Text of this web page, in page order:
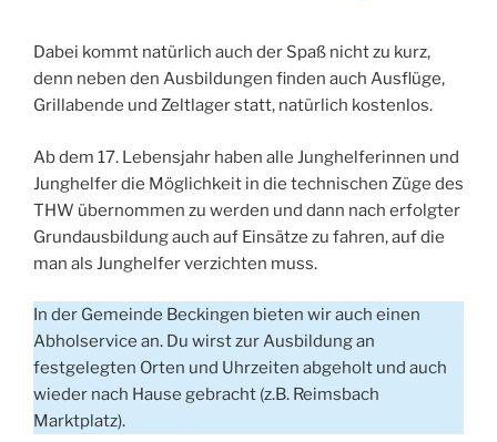
Dabei kommt natürlich auch der Spaß nicht zu kurz,
denn neben den Ausbildungen finden auch Ausflüge,
Grillabende und Zeltlager statt, natürlich kostenlos.
Ab dem 17. Lebensjahr haben alle Junghelferinnen und
Junghelfer die Möglichkeit in die technischen Züge des
THW übernommen zu werden und dann nach erfolgter
Grundausbildung auch auf Einsätze zu fahren, auf die
man als Junghelfer verzichten muss.
In der Gemeinde Beckingen bieten wir auch einen
Abholservice an. Du wirst zur Ausbildung an
festgelegten Orten und Uhrzeiten abgeholt und auch
wieder nach Hause gebracht (z.B. Reimsbach
Marktplatz).